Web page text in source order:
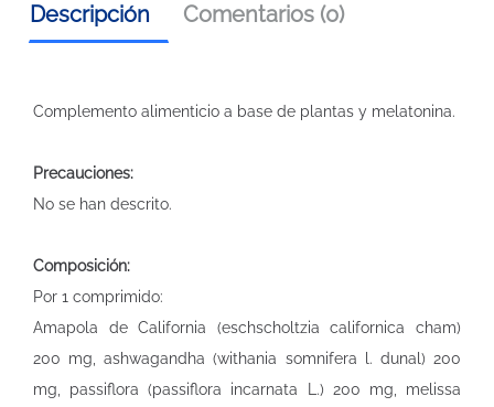
Descripción Comentarios (0)
Complemento alimenticio a base de plantas y melatonina.
Precauciones:
No se han descrito.
Composición:
Por 1 comprimido:
Amapola de California (eschscholtzia californica cham)
200 mg, ashwagandha (withania somnifera l. dunal) 200
mg, passiflora (passiflora incarnata L.) 200 mg, melissa